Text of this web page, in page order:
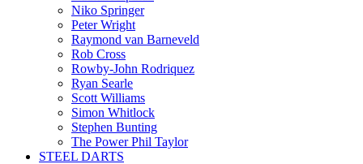
Niko Springer
Peter Wright
Raymond van Barneveld
Rob Cross
Rowby-John Rodriquez
Ryan Searle
Scott Williams
Simon Whitlock
Stephen Bunting
The Power Phil Taylor
STEEL DARTS